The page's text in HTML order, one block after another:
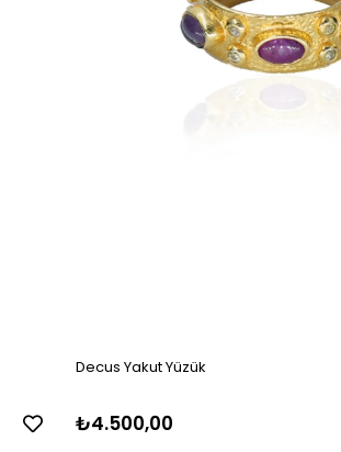
Decus Yakut Yüzük
₺4.500,00